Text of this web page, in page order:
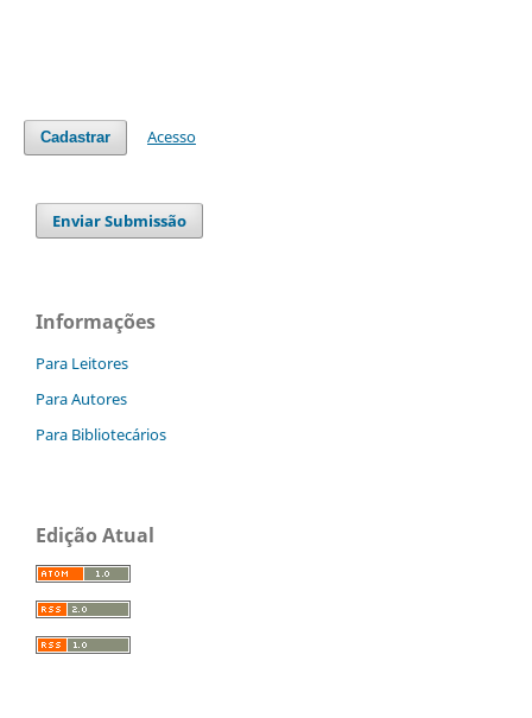
Cadastrar Acesso
Enviar Submissão
Informações
Para Leitores
Para Autores
Para Bibliotecários
Edição Atual